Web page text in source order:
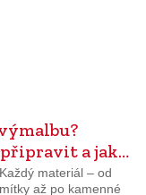
připravit a jak…
materiál – od
až po kamenné